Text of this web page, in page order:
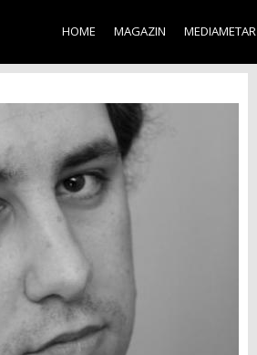
main
content
HOME MAGAZIN MEDIAMETAR